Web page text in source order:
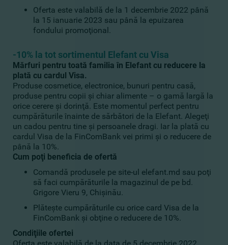
Oferta este valabilă de la 1 decembrie 2022 până
la 15 ianuarie 2023 sau până la epuizarea
fondului promoţional.
-10% la tot sortimentul Elefant cu Visa
Mărfuri pentru toată familia în Elefant cu reducere la
plată cu cardul Visa.
Produse cosmetice, electronice, bunuri pentru casă,
produse pentru copii şi chiar alimente – o gamă largă la
orice cerere şi dorinţă. Este momentul perfect pentru
cumpărăturile înainte de sărbători de la Elefant. Alegeţi
un cadou pentru tine şi persoanele dragi. Iar la plată cu
cardul Visa de la FinComBank vei primi şi o reducere de
până la 10%.
Cum poţi beneficia de ofertă
Comandă produsele pe site-ul elefant.md sau poţi
să faci cumpărăturile la magazinul de pe bd.
Grigore Vieru 9, Chişinău.
Plăteşte cumpărăturile cu orice card Visa de la
FinComBank şi obţine o reducere de 10%.
Condiţiile ofertei